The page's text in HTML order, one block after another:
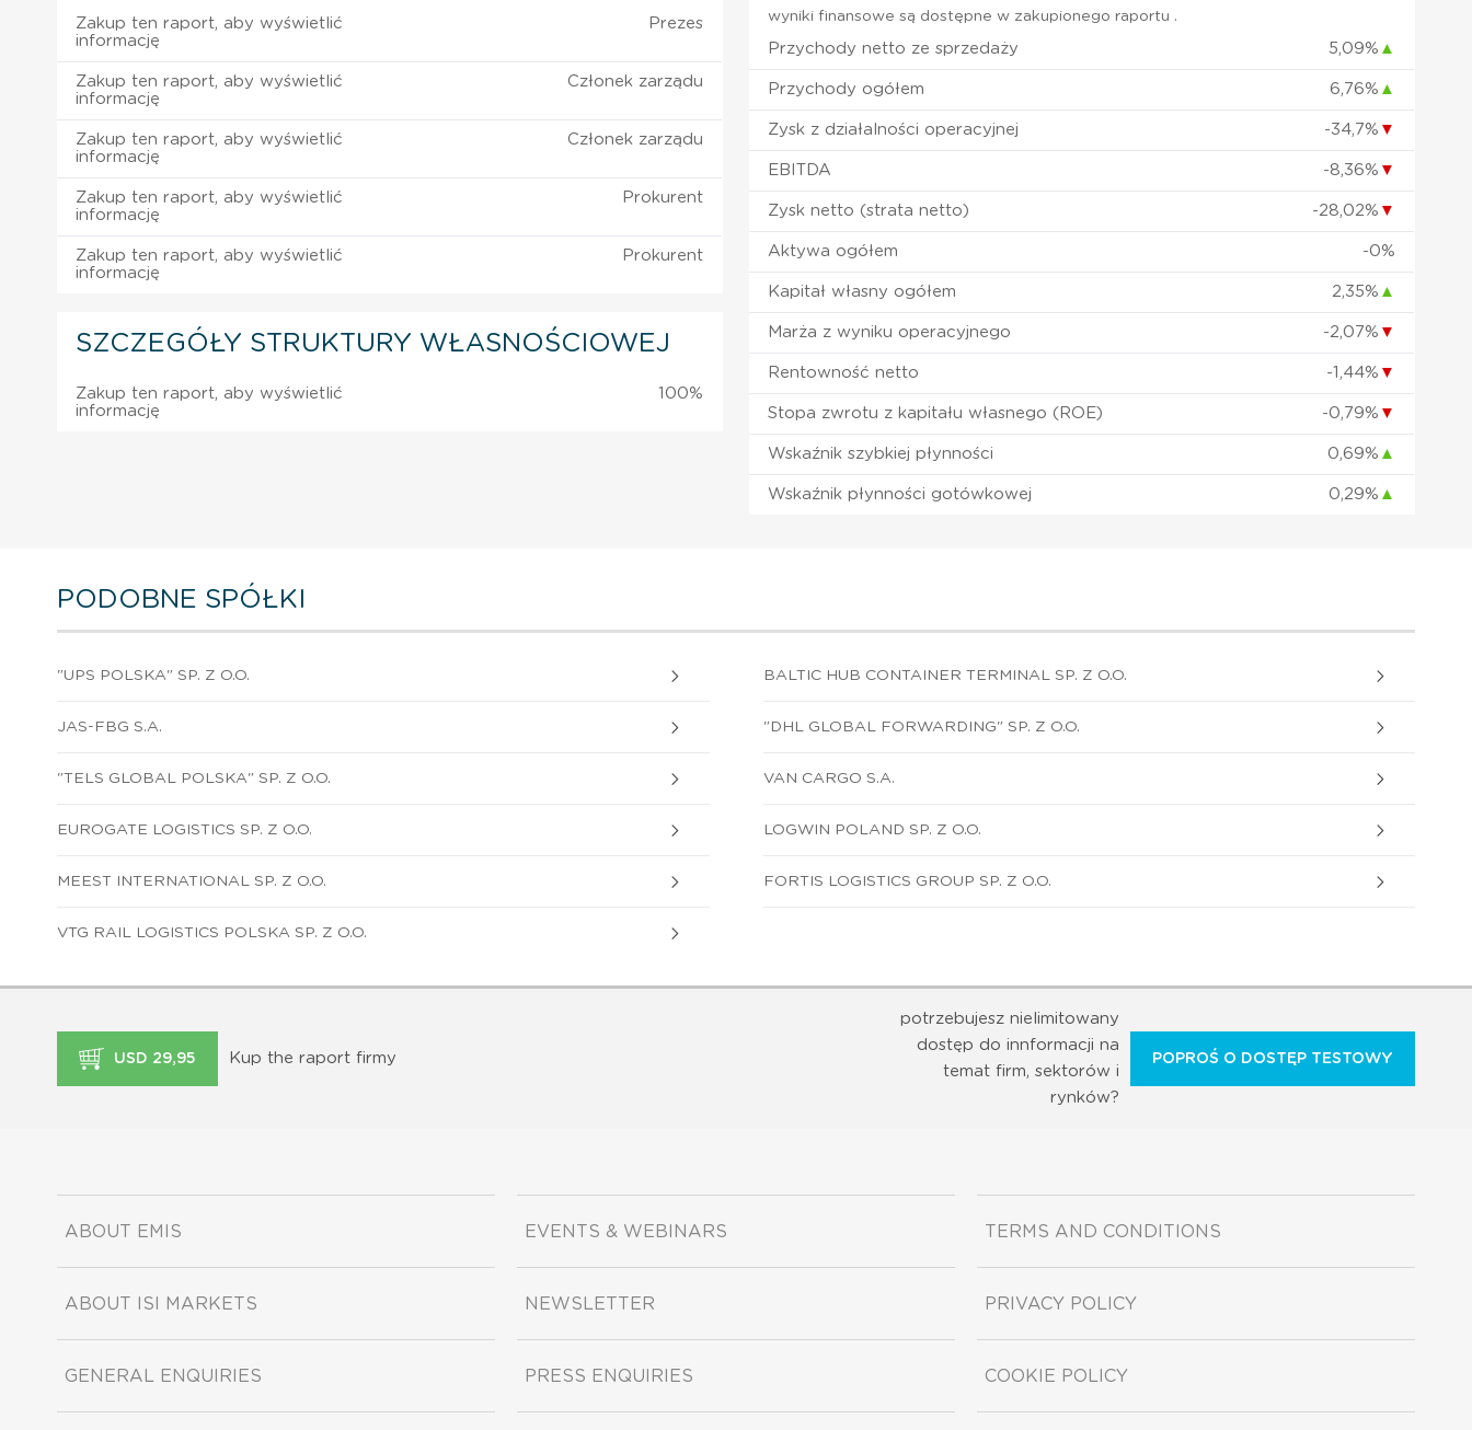
Zakup ten raport, aby wyświetlić
informację
Prezes
Zakup ten raport, aby wyświetlić
informację
Członek zarządu
Zakup ten raport, aby wyświetlić
informację
Członek zarządu
Zakup ten raport, aby wyświetlić
informację
Prokurent
Zakup ten raport, aby wyświetlić
informację
Prokurent
SZCZEGÓŁY STRUKTURY WŁASNOŚCIOWEJ
Zakup ten raport, aby wyświetlić
informację
100%
wyniki finansowe są dostępne w zakupionego raportu .
Przychody netto ze sprzedaży 5,09% ▲
Przychody ogółem 6,76% ▲
Zysk z działalności operacyjnej -34,7% ▼
EBITDA -8,36% ▼
Zysk netto (strata netto) -28,02% ▼
Aktywa ogółem -0%
Kapitał własny ogółem 2,35% ▲
Marża z wyniku operacyjnego -2,07% ▼
Rentowność netto -1,44% ▼
Stopa zwrotu z kapitału własnego (ROE) -0,79% ▼
Wskaźnik szybkiej płynności 0,69% ▲
Wskaźnik płynności gotówkowej 0,29% ▲
PODOBNE SPÓŁKI
"UPS POLSKA" SP. Z O.O. BALTIC HUB CONTAINER TERMINAL SP. Z O.O.
JAS-FBG S.A. "DHL GLOBAL FORWARDING" SP. Z O.O.
"TELS GLOBAL POLSKA" SP. Z O.O. VAN CARGO S.A.
EUROGATE LOGISTICS SP. Z O.O. LOGWIN POLAND SP. Z O.O.
MEEST INTERNATIONAL SP. Z O.O. FORTIS LOGISTICS GROUP SP. Z O.O.
VTG RAIL LOGISTICS POLSKA SP. Z O.O.
USD 29,95 Kup the raport firmy
potrzebujesz nielimitowany
dostęp do innformacji na
temat firm, sektorów i
rynków?
POPROŚ O DOSTĘP TESTOWY
ABOUT EMIS
ABOUT ISI MARKETS
GENERAL ENQUIRIES
EVENTS & WEBINARS
NEWSLETTER
PRESS ENQUIRIES
TERMS AND CONDITIONS
PRIVACY POLICY
COOKIE POLICY